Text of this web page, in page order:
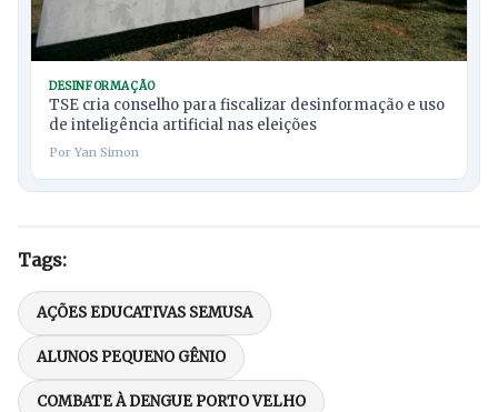
DESINFORMAÇÃO
TSE cria conselho para fiscalizar desinformação e uso
de inteligência artificial nas eleições
Por Yan Simon
Tags:
AÇÕES EDUCATIVAS SEMUSA
ALUNOS PEQUENO GÊNIO
COMBATE À DENGUE PORTO VELHO